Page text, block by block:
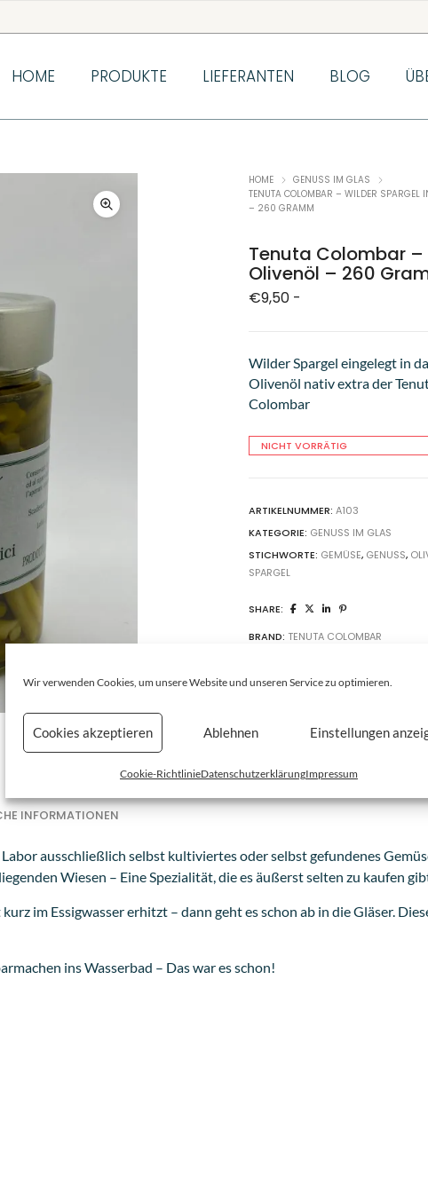
Wir verwenden Cookies, um unsere Website und unseren Service zu optimieren.
Cookies akzeptieren Ablehnen Einstellungen
Cookie-RichtlinieDatenschutzerklärungImpressum
HOME PRODUKTE LIEFERANTEN BLOG
HOME
GENUSS IM GLAS
TENUTA COLOMBAR – WILDER SPARGEL
– 260 GRAMM
Tenuta Colombar –
Olivenöl – 260
€9,50 -
Wilder Spargel eingelegt in
Olivenöl nativ extra der
Colombar
NICHT VORRÄTIG
ARTIKELNUMMER:A103
KATEGORIE: GENUSS IM GLAS
STICHWORTE: GEMÜSE, GENUSS,
SPARGEL
SHARE:
BRAND: TENUTA COLOMBAR
INFORMATIONEN
ausschließlich selbst kultiviertes oder selbst gefundenes
Wiesen – Eine Spezialität, die es äußerst selten zu kaufen
im Essigwasser erhitzt – dann geht es schon ab in die Gläser.
ins Wasserbad – Das war es schon!